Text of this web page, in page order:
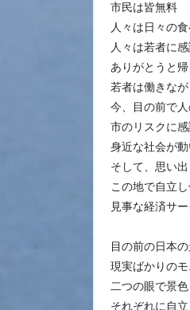
市民は皆無料
人々は日々の
人々は若者に
ありがとうと帰
若者は働きなが
今、目の前で
市のリスクに
身近な社会が
そして、思い
この地で自立
見事な経済サ
目の前の日本
現実ばかりの
二つの眼で景
それぞれに自